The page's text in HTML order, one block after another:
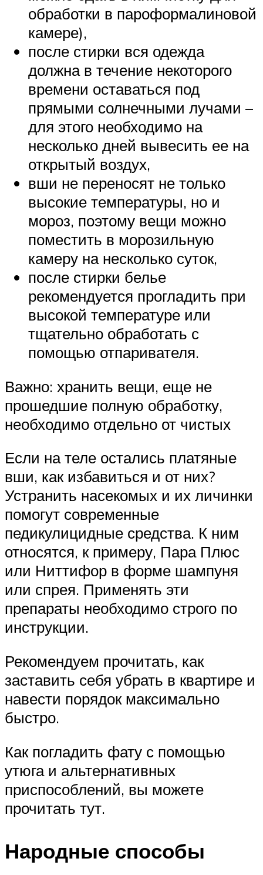
обработки в пароформалиновой
камере),
после стирки вся одежда
должна в течение некоторого
времени оставаться под
прямыми солнечными лучами –
для этого необходимо на
несколько дней вывесить ее на
открытый воздух,
вши не переносят не только
высокие температуры, но и
мороз, поэтому вещи можно
поместить в морозильную
камеру на несколько суток,
после стирки белье
рекомендуется прогладить при
высокой температуре или
тщательно обработать с
помощью отпаривателя.
Важно: хранить вещи, еще не
прошедшие полную обработку,
необходимо отдельно от чистых
Если на теле остались платяные
вши, как избавиться и от них?
Устранить насекомых и их личинки
помогут современные
педикулицидные средства. К ним
относятся, к примеру, Пара Плюс
или Ниттифор в форме шампуня
или спрея. Применять эти
препараты необходимо строго по
инструкции.
Рекомендуем прочитать, как
заставить себя убрать в квартире и
навести порядок максимально
быстро.
Как погладить фату с помощью
утюга и альтернативных
приспособлений, вы можете
прочитать тут.
Народные способы